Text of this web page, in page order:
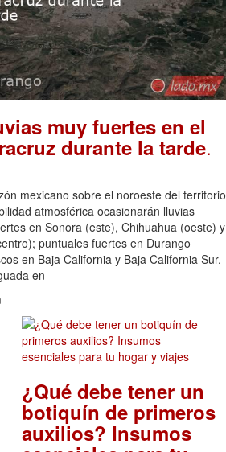
muy fuertes en el
durante la tarde.
mexicano sobre el noroeste del territorio
atmosférica ocasionarán lluvias
en Sonora (este), Chihuahua (oeste) y
puntuales fuertes en Durango
en Baja California y Baja California Sur.
en
¿Qué debe tener un
botiquín de primeros
auxilios? Insumos